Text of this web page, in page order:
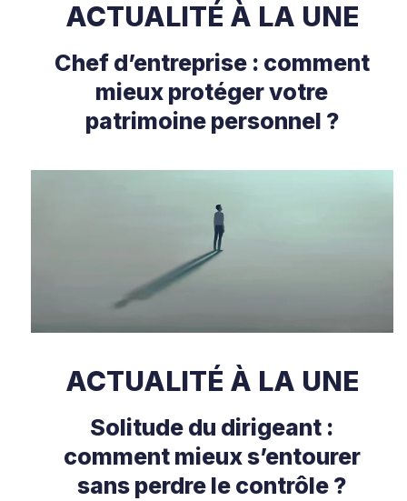
ACTUALITÉ À LA UNE
Chef d’entreprise : comment
mieux protéger votre
patrimoine personnel ?
ACTUALITÉ À LA UNE
Solitude du dirigeant :
comment mieux s’entourer
sans perdre le contrôle ?